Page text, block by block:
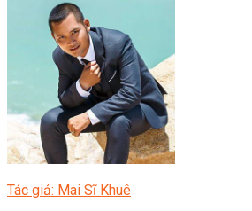
Tác giả: Mai Sĩ Khuê